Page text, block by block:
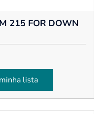
215 FOR DOWN
lista